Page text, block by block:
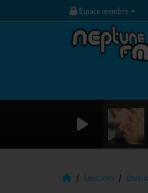
Espace membre
Emissions